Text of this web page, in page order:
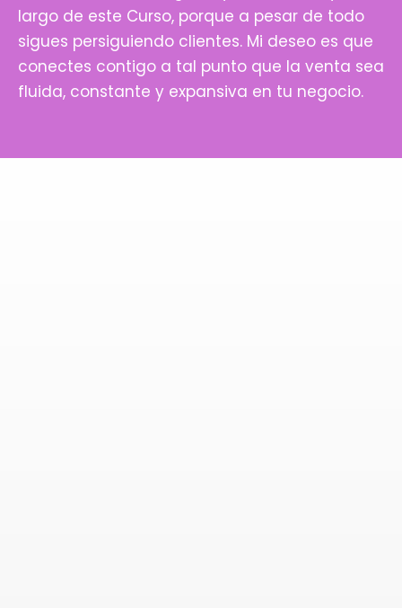
largo de este Curso, porque a pesar de todo
sigues persiguiendo clientes. Mi deseo es que
conectes contigo a tal punto que la venta sea
fluida, constante y expansiva en tu negocio.